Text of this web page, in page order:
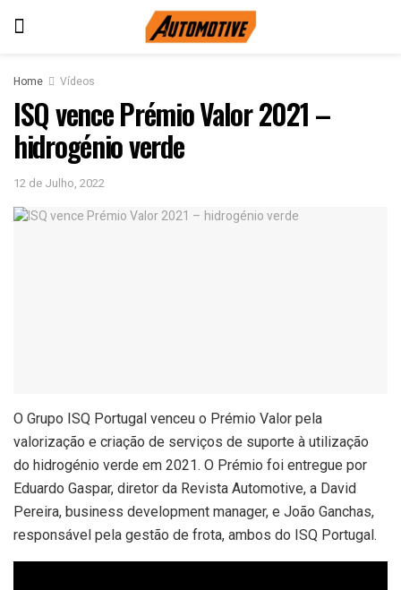
Home Vídeos
ISQ vence Prémio Valor 2021 –
hidrogénio verde
12 de Julho, 2022
O Grupo ISQ Portugal venceu o Prémio Valor pela
valorização e criação de serviços de suporte à utilização
do hidrogénio verde em 2021. O Prémio foi entregue por
Eduardo Gaspar, diretor da Revista Automotive, a David
Pereira, business development manager, e João Ganchas,
responsável pela gestão de frota, ambos do ISQ Portugal.